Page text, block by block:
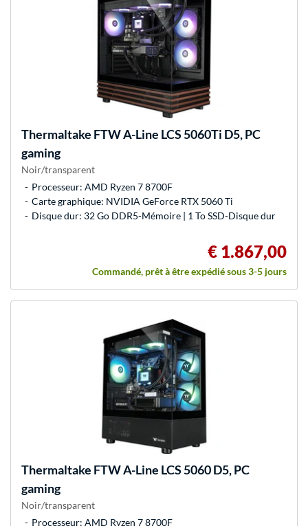
Thermaltake FTW A-Line LCS 5060Ti D5, PC
gaming
Noir/transparent
Processeur: AMD Ryzen 7 8700F
Carte graphique: NVIDIA GeForce RTX 5060 Ti
Disque dur: 32 Go DDR5-Mémoire | 1 To SSD-Disque dur
€ 1.867,00
Commandé, prêt à être expédié sous 3-5 jours
Thermaltake FTW A-Line LCS 5060 D5, PC
gaming
Noir/transparent
Processeur: AMD Ryzen 7 8700F